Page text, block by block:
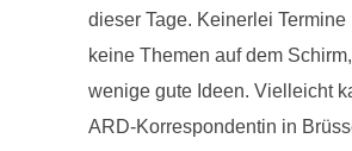
dieser Tage. Keinerlei Termine
keine Themen auf dem
wenige gute Ideen. Vielleicht
ARD-Korrespondentin in